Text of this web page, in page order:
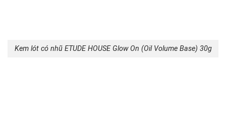
Kem lót có nhũ ETUDE HOUSE Glow On (Oil Volume Base) 30g